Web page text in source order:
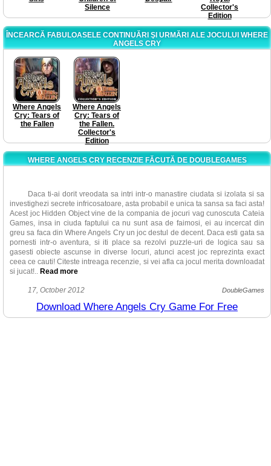
Silence
Collector's
Edition
ÎNCEARCĂ FABULOASELE CONTINUĂRI ŞI URMĂRI ALE JOCULUI WHERE
ANGELS CRY
Where Angels
Cry: Tears of
the Fallen
Where Angels
Cry: Tears of
the Fallen.
Collector's
Edition
WHERE ANGELS CRY RECENZIE FĂCUTĂ DE DOUBLEGAMES
Daca ti-ai dorit vreodata sa intri intr-o manastire ciudata si izolata si sa
investighezi secrete infricosatoare, asta probabil e unica ta sansa sa faci asta!
Acest joc Hidden Object vine de la compania de jocuri vag cunoscuta Cateia
Games, insa in ciuda faptului ca nu sunt asa de faimosi, ei au incercat din
greu sa faca din Where Angels Cry un joc destul de decent. Daca esti gata sa
pornesti intr-o aventura, si iti place sa rezolvi puzzle-uri de logica sau sa
gasesti obiecte ascunse in diverse locuri, atunci acest joc reprezinta exact
ceea ce cauti! Citeste intreaga recenzie, si vei afla ca jocul merita downloadat
si jucat!
Read more
Lucrul care ii vine mai intai oricarei persoane in minte atunci cand
downloadeze si sa joace versiunea trial gratuita este actiunea jocului. Deci, in
cadrul acestui joc la persoana intai Hidden Object/Puzzle/de Aventura cu titlul
17, October 2012 DoubleGames
Download Where Angels Cry Game For Free